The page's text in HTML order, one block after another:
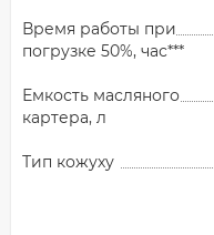
Время работы при
погрузке 50%, час***
Емкость масляного
картера, л
Тип кожуху